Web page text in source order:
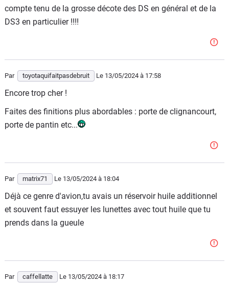
compte tenu de la grosse décote des DS en général et de la
DS3 en particulier !!!!
Par toyotaquifaitpasdebruit Le 13/05/2024 à 17:58
Encore trop cher !
Faites des finitions plus abordables : porte de clignancourt,
porte de pantin etc...
Par matrix71 Le 13/05/2024 à 18:04
Déjà ce genre d'avion,tu avais un réservoir huile additionnel
et souvent faut essuyer les lunettes avec tout huile que tu
prends dans la gueule
Par caffellatte Le 13/05/2024 à 18:17